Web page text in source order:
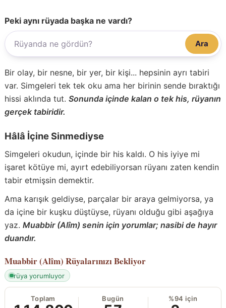
Peki aynı rüyada başka ne vardı?
Ara
Bir olay, bir nesne, bir yer, bir kişi... hepsinin ayrı tabiri
var. Simgeleri tek tek oku ama her birinin sende bıraktığı
hissi aklında tut. Sonunda içinde kalan o tek his, rüyanın
gerçek tabiridir.
Hâlâ İçine Sinmediyse
Simgeleri okudun, içinde bir his kaldı. O his iyiye mi
işaret kötüye mi, ayırt edebiliyorsan rüyanı zaten kendin
tabir etmişsin demektir.
Ama karışık geldiyse, parçalar bir araya gelmiyorsa, ya
da içine bir kuşku düştüyse, rüyanı olduğu gibi aşağıya
yaz. Muabbir (Alîm) senin için yorumlar; nasibi de hayır
duandır.
Muabbir (Alîm) Rüyalarınızı Bekliyor
rüya yorumluyor
Toplam Bugün %94 için